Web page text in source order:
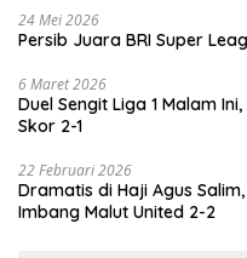
24 Mei 2026
Persib Juara BRI Super
6 Maret 2026
Duel Sengit Liga 1 Malam
Skor 2-1
22 Februari 2026
Dramatis di Haji Agus
Imbang Malut United 2-2